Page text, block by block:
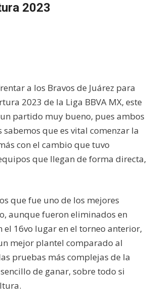
2023
a los Bravos de Juárez para
2023 de la Liga BBVA MX, este
partido muy bueno, pues ambos
que es vital comenzar la
con el cambio que tuvo
que llegan de forma directa,
que fue uno de los mejores
aunque fueron eliminados en
el 16vo lugar en el torneo anterior,
mejor plantel comparado al
pruebas más complejas de la
de ganar, sobre todo si